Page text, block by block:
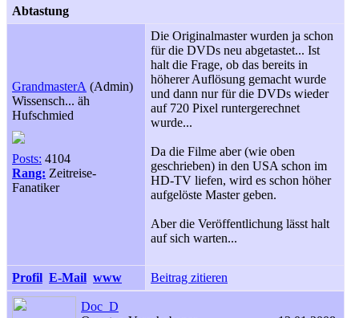
Abtastung
GrandmasterA (Admin)
Wissensch... äh
Hufschmied
Posts: 4104
Rang: Zeitreise-
Fanatiker
Die Originalmaster wurden ja schon
für die DVDs neu abgetastet... Ist
halt die Frage, ob das bereits in
höherer Auflösung gemacht wurde
und dann nur für die DVDs wieder
auf 720 Pixel runtergerechnet
wurde...
Da die Filme aber (wie oben
geschrieben) in den USA schon im
HD-TV liefen, wird es schon höher
aufgelöste Master geben.
Aber die Veröffentlichung lässt halt
auf sich warten...
Profil E-Mail www Beitrag zitieren
Doc_D